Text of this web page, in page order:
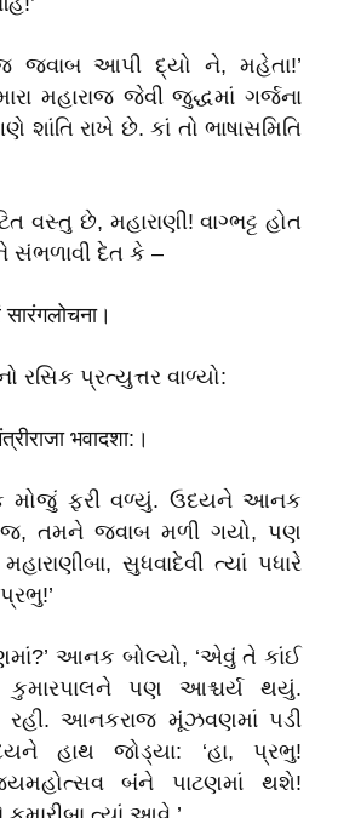
જવાબ આપી દ્યો ને, મહેતા!’
મહારાજ જેવી જુદ્ધમાં ગર્જના
રાખે છે. કાં તો ભાષાસમિતિ
વસ્તુ છે, મહારાણી! વાગ્ભટ્ટ હોત
સંભળાવી દેત કે –
પ્રત્યુત્તર વાળ્યો:
भवादशा:।
ફરી વળ્યું. ઉદયને આનક
તમને જવાબ મળી ગયો, પણ
સુધવાદેવી ત્યાં પધારે
આનક બોલ્યો, ‘એવું તે કાંઈ
કુમારપાલને પણ આશ્ચર્ય થયું.
આનકરાજ મૂંઝવણમાં પડી
હાથ જોડ્યા: ‘હા, પ્રભુ!
બંને પાટણમાં થશે!